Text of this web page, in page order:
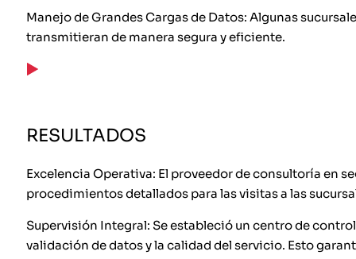
Manejo de Grandes Cargas de Datos: Algunas
transmitieran de manera segura y eficiente.
RESULTADOS
Excelencia Operativa: El proveedor de consultoría en
procedimientos detallados para las visitas a las
Supervisión Integral: Se estableció un centro de
validación de datos y la calidad del servicio. Esto